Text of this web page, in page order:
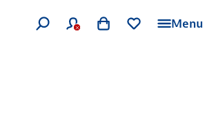
Menu